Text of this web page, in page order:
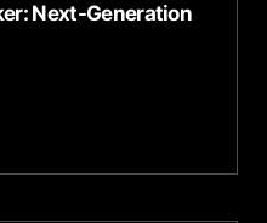
Next-Generation